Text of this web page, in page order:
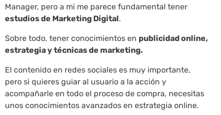
Manager, pero a mi me parece fundamental tener
estudios de Marketing Digital.
Sobre todo, tener conocimientos en publicidad online,
estrategia y técnicas de marketing.
El contenido en redes sociales es muy importante,
pero si quieres guiar al usuario a la acción y
acompañarle en todo el proceso de compra, necesitas
unos conocimientos avanzados en estrategia online.